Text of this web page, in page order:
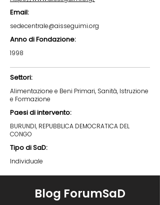
Email:
sedecentrale@aisseguimi.org
Anno di Fondazione:
1998
Settori:
Alimentazione e Beni Primari, Sanità, Istruzione
e Formazione
Paesi di intervento:
BURUNDI, REPUBBLICA DEMOCRATICA DEL
CONGO
Tipo di SaD:
Individuale
Blog ForumSaD